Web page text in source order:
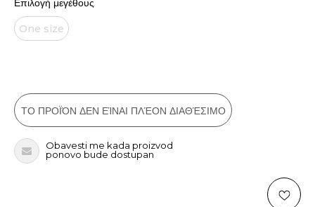
Επιλογή μεγέθους
One size
ΤΟ ΠΡΟΪΌΝ ΔΕΝ ΕΊΝΑΙ ΠΛΈΟΝ ΔΙΑΘΈΣΙΜΟ
Obavesti me kada proizvod
ponovo bude dostupan